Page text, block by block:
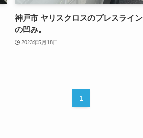
神戸市 ヤリスクロスのプレスライン
の凹み。
2023年5月18日
1